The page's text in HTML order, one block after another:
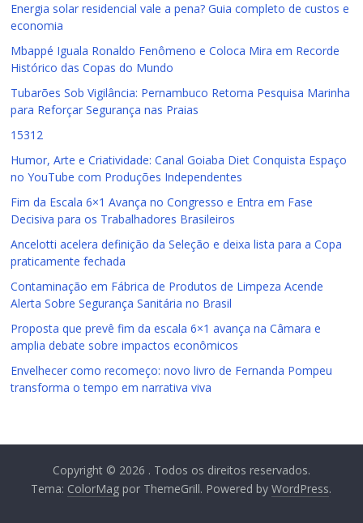
Energia solar residencial vale a pena? Guia completo de custos e
economia
Mbappé Iguala Ronaldo Fenômeno e Coloca Mira em Recorde
Histórico das Copas do Mundo
Tubarões Sob Vigilância: Pernambuco Retoma Pesquisa Marinha
para Reforçar Segurança nas Praias
15312
Humor, Arte e Criatividade: Canal Goiaba Diet Conquista Espaço
no YouTube com Produções Independentes
Fim da Escala 6×1 Avança no Congresso e Entra em Fase
Decisiva para os Trabalhadores Brasileiros
Ancelotti acelera definição da Seleção e deixa lista para a Copa
praticamente fechada
Contaminação em Fábrica de Produtos de Limpeza Acende
Alerta Sobre Segurança Sanitária no Brasil
Proposta que prevê fim da escala 6×1 avança na Câmara e
amplia debate sobre impactos econômicos
Envelhecer como recomeço: novo livro de Fernanda Pompeu
transforma o tempo em narrativa viva
Copyright © 2026 . Todos os direitos reservados.
Tema: ColorMag por ThemeGrill. Powered byWordPress.